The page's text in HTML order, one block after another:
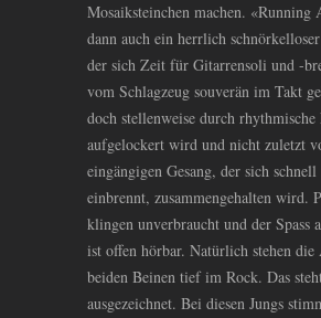
Mosaiksteinchen machen. «Running
dann auch ein herrlich
der sich Zeit für Gitarrensoli und -
vom Schlagzeug souverän im Takt
doch stellenweise durch
aufgelockert wird und nicht zuletzt
eingängigen Gesang, der sich
einbrennt, zusammengehalten wird.
klingen unverbraucht und der Spass
ist offen hörbar. Natürlich stehen
beiden Beinen tief im Rock. Das
ausgezeichnet. Bei diesen Jungs